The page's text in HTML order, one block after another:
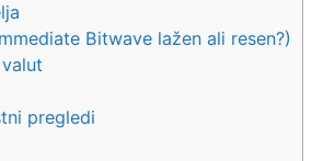
Bitwave lažen ali resen?)
pregledi